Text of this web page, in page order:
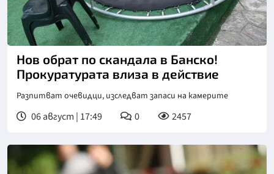
Нов обрат по скандала в Банско!
Прокуратурата влиза в действие
Разпитват очевидци, изследват запаси на камерите
06 август | 17:49 0 2457